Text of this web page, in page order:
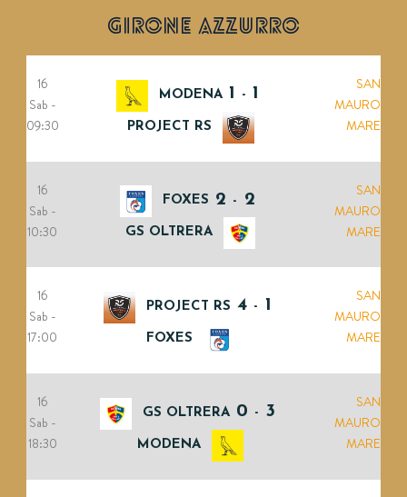
GIRONE AZZURRO
16
Sab -
09:30
MODENA 1 - 1
PROJECT RS
SAN
MAURO
MARE
16
Sab -
10:30
FOXES 2 - 2
GS OLTRERA
SAN
MAURO
MARE
16
Sab -
17:00
PROJECT RS 4 - 1
FOXES
SAN
MAURO
MARE
16
Sab -
18:30
GS OLTRERA 0 - 3
MODENA
SAN
MAURO
MARE